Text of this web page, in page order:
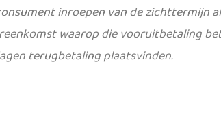
inroepen van de zichttermijn
waarop die vooruitbetaling
terugbetaling plaatsvinden.